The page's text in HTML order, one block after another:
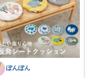
ぽんぽん